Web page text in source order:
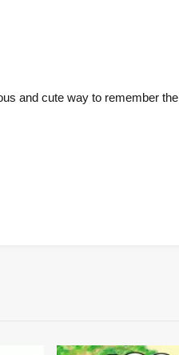
and cute way to remember the